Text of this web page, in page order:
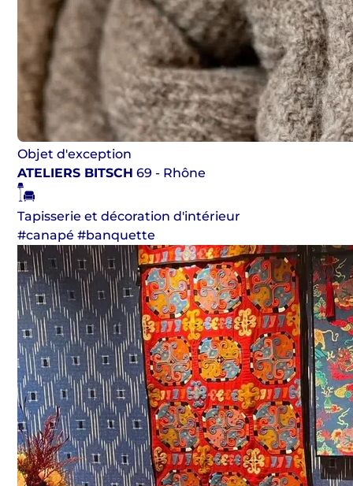
Objet d'exception
ATELIERS BITSCH 69 - Rhône
Tapisserie et décoration d'intérieur
#canapé #banquette